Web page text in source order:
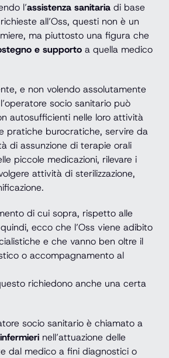
l’assistenza sanitaria di base
all’Oss, questi non è un
ma piuttosto una figura che
e supporto a quella medico
e non volendo assolutamente
socio sanitario può
autosufficienti nelle loro attività
pratiche burocratiche, servire da
di assunzione di terapie orali
piccole medicazioni, rilevare i
attività di sterilizzazione,
di cui sopra, rispetto alle
ecco che l’Oss viene adibito
e che vanno ben oltre il
o accompagnamento al
richiedono anche una certa
socio sanitario è chiamato a
nell’attuazione delle
dal medico a fini diagnostici o